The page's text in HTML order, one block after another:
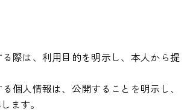
際は、利用目的を明示し、本人から提
個人情報は、公開することを明示し、
ます。